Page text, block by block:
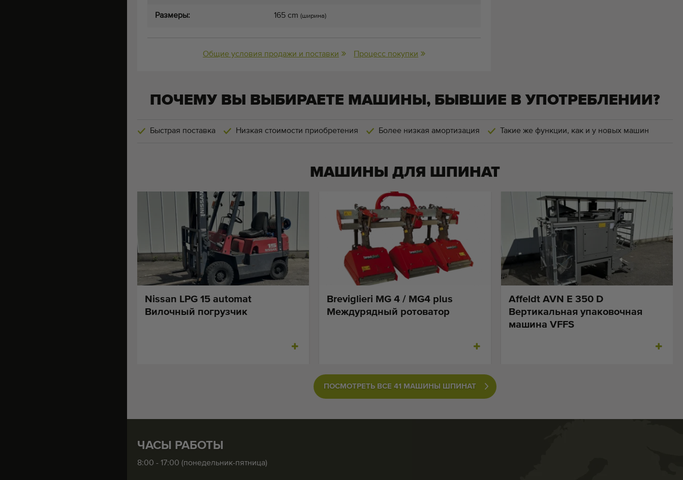
Размеры: 165 cm (ширина)
Общие условия продажи и поставки Процесс покупки
ПОЧЕМУ ВЫ ВЫБИРАЕТЕ МАШИНЫ, БЫВШИЕ В УПОТРЕБЛЕНИИ?
Быстрая поставка Низкая стоимости приобретения Более низкая амортизация Такие же функции, как и у новых машин
МАШИНЫ ДЛЯ ШПИНАТ
Nissan LPG 15 automat
Вилочный погрузчик
Breviglieri MG 4 / MG4 plus
Междурядный ротоватор
Affeldt AVN E 350 D
Вертикальная упаковочная
машина VFFS
ПОСМОТРЕТЬ ВСЕ 41 МАШИНЫ ШПИНАТ
ЧАСЫ РАБОТЫ
8:00 - 17:00 (понедельник-пятница)